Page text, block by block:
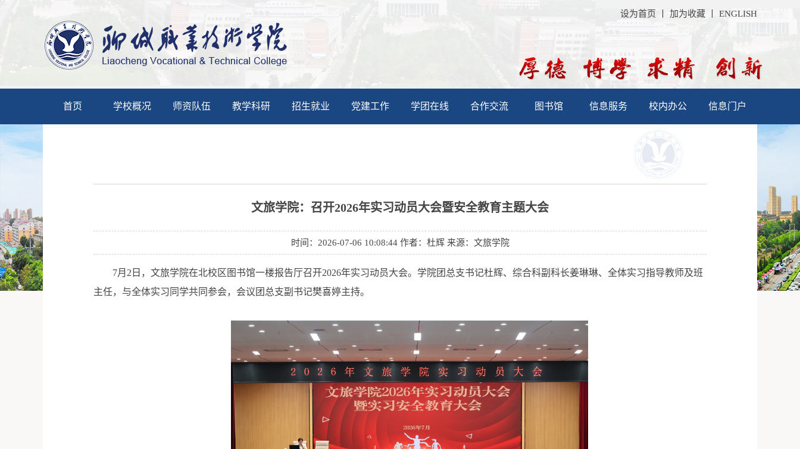
设为首页 加为收藏 ENGLISH
首页 学校概况 师资队伍 教学科研 招生就业 党建工作 学团在线 合作交流 图书馆 信息服务 校内办公 信息门户
文旅学院：召开2026年实习动员大会暨安全教育主题大会
时间：2026-07-06 10:08:44 作者：杜辉 来源：文旅学院
7月2日，文旅学院在北校区图书馆一楼报告厅召开2026年实习动员大会。学院团总支书记杜辉、综合科副科长姜琳琳、全体实习指导教师及班
主任，与全体实习同学共同参会，会议团总支副书记樊喜婷主持。